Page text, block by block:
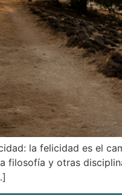
la felicidad es el
filosofía y otras